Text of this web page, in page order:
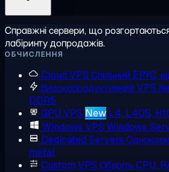
Справжні сервери, що
лабіринту допродажів.
ОБЧИСЛЕННЯ
Cloud VPS Спільний EPYC,
Високопродуктивний VPS
DDR5
GPU VPS New L4, L40S,
Windows VPS Windows
Dedicated Servers
metal
Custom VPS Оберіть CPU,